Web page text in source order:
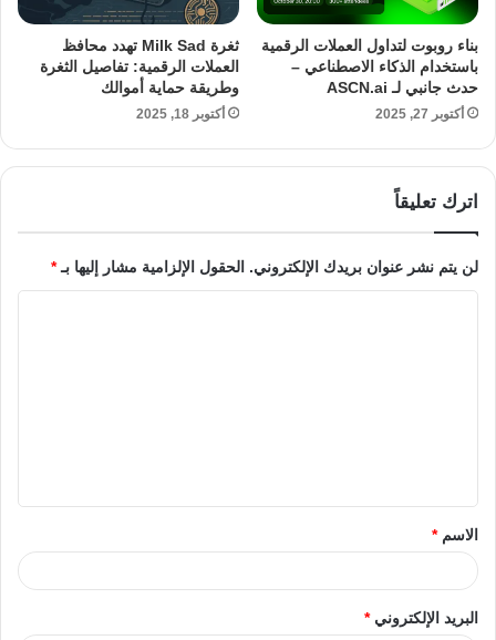
بناء روبوت لتداول العملات الرقمية
باستخدام الذكاء الاصطناعي –
حدث جانبي لـ ASCN.ai
أكتوبر 27, 2025
ثغرة Milk Sad تهدد محافظ
العملات الرقمية: تفاصيل الثغرة
وطريقة حماية أموالك
أكتوبر 18, 2025
اترك تعليقاً
لن يتم نشر عنوان بريدك الإلكتروني. الحقول الإلزامية مشار إليها بـ*
الاسم*
البريد الإلكتروني*